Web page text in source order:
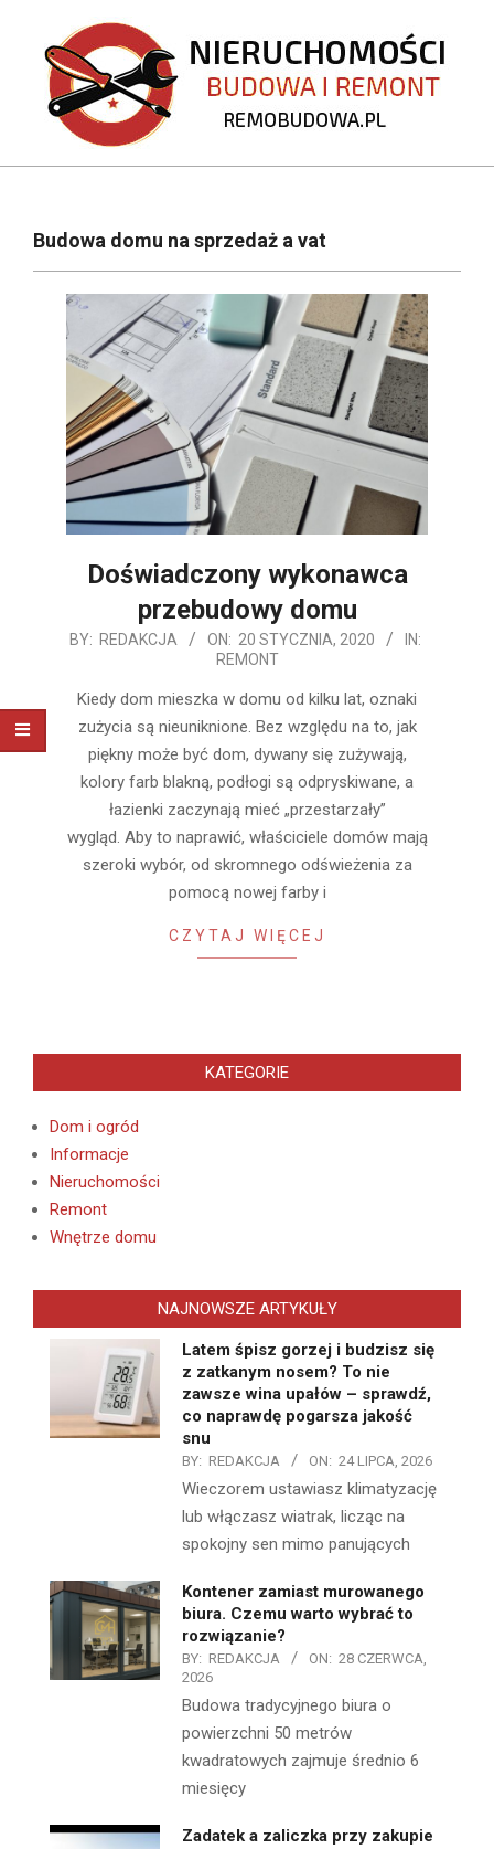
content
REMOBUDOWA.PL
NavigationBudowa domu na sprzedaż a vat
Doświadczony wykonawca
przebudowy domu
2020-
20
BY: REDAKCJA ON: 20 STYCZNIA, 2020
IN:
REMONT
Kiedy dom mieszka w domu od kilku lat, oznaki
zużycia są nieuniknione. Bez względu na to, jak
piękny może być dom, dywany się zużywają,
kolory farb blakną, podłogi są odpryskiwane, a
łazienki zaczynają mieć „przestarzały”
wygląd. Aby to naprawić, właściciele domów mają
szeroki wybór, od skromnego odświeżenia za
pomocą nowej farby i
CZYTAJ WIĘCEJ
KATEGORIE
Dom i ogród
Informacje
Nieruchomości
Remont
Wnętrze domu
NAJNOWSZE ARTYKUŁY
Latem śpisz gorzej i budzisz się
z zatkanym nosem? To nie
zawsze wina upałów – sprawdź,
co naprawdę pogarsza jakość
snu
BY: REDAKCJA ON: 24 LIPCA, 2026
Wieczorem ustawiasz klimatyzację
lub włączasz wiatrak, licząc na
spokojny sen mimo panujących
Kontener zamiast murowanego
biura. Czemu warto wybrać to
rozwiązanie?
BY: REDAKCJA ON: 28 CZERWCA,
2026
Budowa tradycyjnego biura o
powierzchni 50 metrów
kwadratowych zajmuje średnio 6
miesięcy
Zadatek a zaliczka przy zakupie